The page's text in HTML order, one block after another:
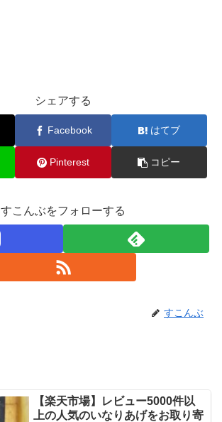
シェアする
Facebook はてブ
Pinterest コピー
すこんぶをフォローする
すこんぶ
【楽天市場】レビュー5000件以
上の人気のいなりあげをお取り寄